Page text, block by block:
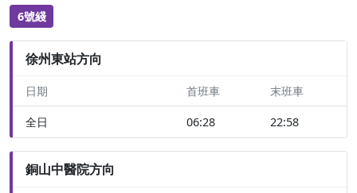
6號綫
徐州東站方向
日期 首班車 末班車
全日 06:28 22:58
銅山中醫院方向